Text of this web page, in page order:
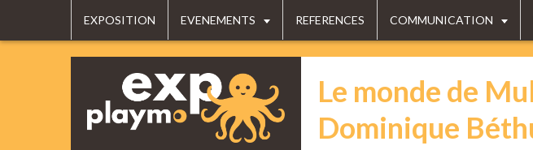
EXPOSITION EVENEMENTS REFERENCES COMMUNICATION
Le monde de
Dominique